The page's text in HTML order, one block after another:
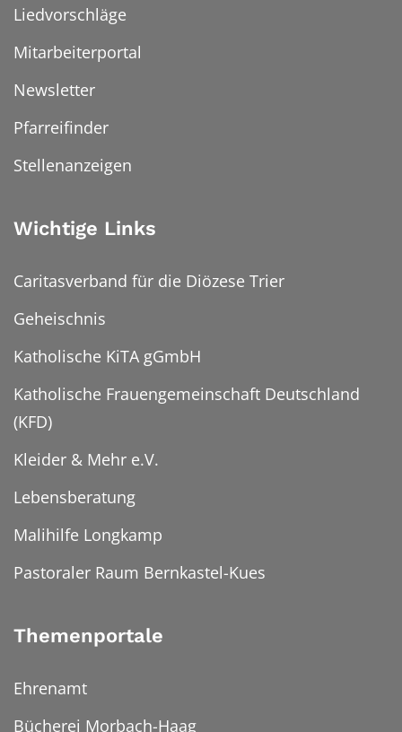
Liedvorschläge
Mitarbeiterportal
Newsletter
Pfarreifinder
Stellenanzeigen
Wichtige Links
Caritasverband für die Diözese Trier
Geheischnis
Katholische KiTA gGmbH
Katholische Frauengemeinschaft Deutschland
(KFD)
Kleider & Mehr e.V.
Lebensberatung
Malihilfe Longkamp
Pastoraler Raum Bernkastel-Kues
Themenportale
Ehrenamt
Bücherei Morbach-Haag